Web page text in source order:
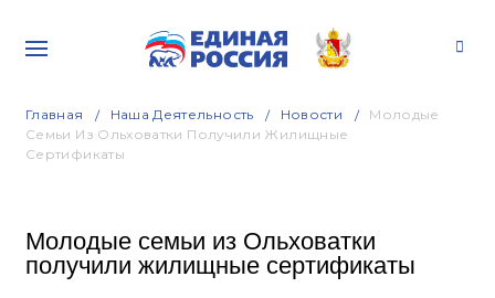
Главная Наша Деятельность Новости
Молодые
Семьи Из Ольховатки Получили Жилищные
Сертификаты
Молодые семьи из Ольховатки
получили жилищные сертификаты